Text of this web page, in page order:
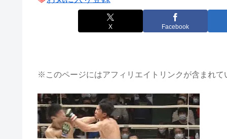
X Facebook
※このページにはアフィリエイトリンクが含まれて